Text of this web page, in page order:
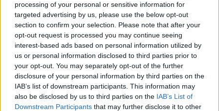
processing of your personal or sensitive information for
targeted advertising by us, please use the below opt-out
section to confirm your selection. Please note that after your
opt-out request is processed you may continue seeing
interest-based ads based on personal information utilized by
us or personal information disclosed to third parties prior to
your opt-out. You may separately opt-out of the further
disclosure of your personal information by third parties on the
IAB’s list of downstream participants. This information may
also be disclosed by us to third parties on the IAB’s List of
Downstream Participants that may further disclose it to other
IVÁN ILDIKÓ
2026. augusztus 8.
1
Az animátorkultúra vízállása
A hőkupola, az aszály és a vízhiány közepette
fellángolt a vízlépcsővita, miközben a lojális
polgárok tovább erősíthetik identitásukat, és újabb
szintre léphetnek a társadalmi társasjátékban,
számon tarthatják napi jócselekedeteiket,